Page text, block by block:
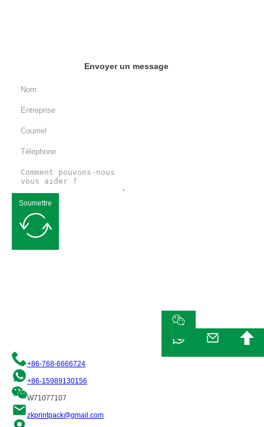
Envoyer un message
Soumettre
+86-768-6666724
+86-15989130156
W71077107
zkprintpack@gmail.com